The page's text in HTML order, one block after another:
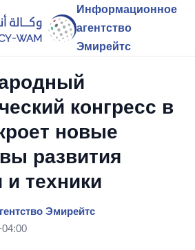
Информационное
агентство
Эмирейтс
конгресс в
новые
развития
и техники
Эмирейтс